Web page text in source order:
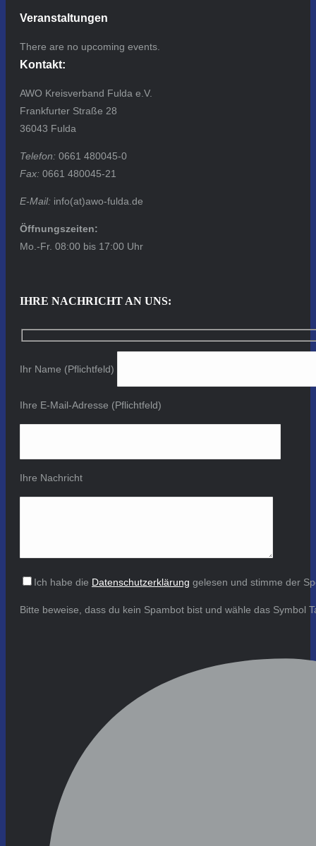
Veranstaltungen
There are no upcoming events.
Kontakt:
AWO Kreisverband Fulda e.V.
Frankfurter Straße 28
36043 Fulda
Telefon: 0661 480045-0
Fax: 0661 480045-21
E-Mail: info(at)awo-fulda.de
Öffnungszeiten:
Mo.-Fr. 08:00 bis 17:00 Uhr
IHRE NACHRICHT AN UNS:
Ihr Name (Pflichtfeld)
Ihre E-Mail-Adresse (Pflichtfeld)
Ihre Nachricht
Ich habe die Datenschutzerklärung gelesen und stimme der
Bitte beweise, dass du kein Spambot bist und wähle das Symbol